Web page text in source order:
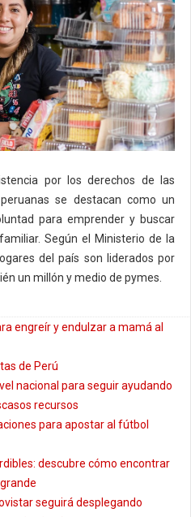
por los derechos de las
se destacan como un
para emprender y buscar
Según el Ministerio de la
del país son liderados por
un millón y medio de pymes.
engreír y endulzar a mamá al
de Perú
nacional para seguir ayudando
recursos
para apostar al fútbol
descubre cómo encontrar
seguirá desplegando